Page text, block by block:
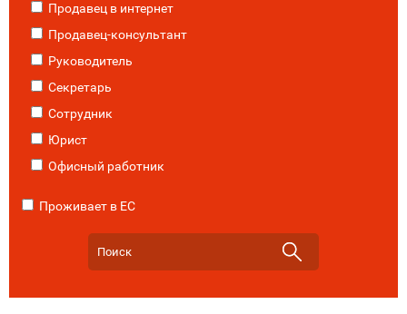
Продавец в интернет
Продавец-консультант
Руководитель
Секретарь
Сотрудник
Юрист
Офисный работник
Проживает в ЕС